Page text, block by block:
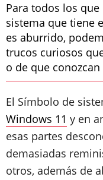
Para todos los
sistema que tiene
es aburrido,
trucos curiosos
o de que
El Símbolo de
Windows 11 y en
esas partes
demasiadas
otros, además de